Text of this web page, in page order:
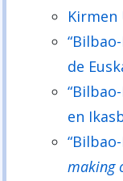
de
en
making